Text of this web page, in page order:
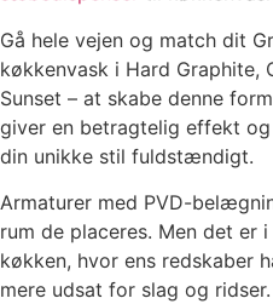
Gå hele vejen og match dit
køkkenvask i Hard Graphite,
Sunset – at skabe denne
giver en betragtelig effekt
din unikke stil fuldstændigt.
Armaturer med PVD-
rum de placeres. Men det er
køkken, hvor ens redskaber
mere udsat for slag og